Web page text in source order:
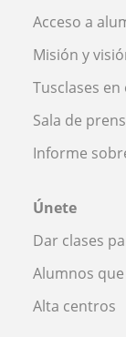
Acceso a
Misión y
Tusclases
Sala de
Informe
Únete
Dar clases
Alumnos
Alta centros